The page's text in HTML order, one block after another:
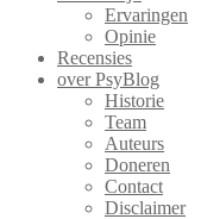
Ervaringen
Opinie
Recensies
over PsyBlog
Historie
Team
Auteurs
Doneren
Contact
Disclaimer